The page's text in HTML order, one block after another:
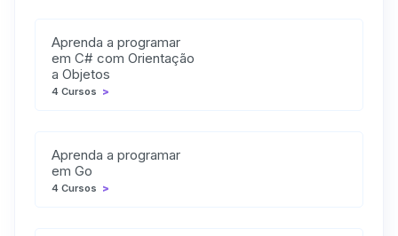
Aprenda a programar
em C# com Orientação
a Objetos
4 Cursos >
Aprenda a programar
em Go
4 Cursos >